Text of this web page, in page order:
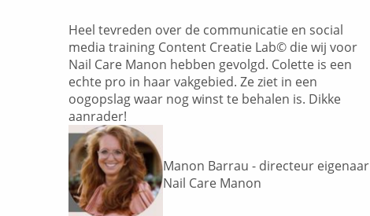
Heel tevreden over de communicatie en social
media training Content Creatie Lab© die wij voor
Nail Care Manon hebben gevolgd. Colette is een
echte pro in haar vakgebied. Ze ziet in een
oogopslag waar nog winst te behalen is. Dikke
aanrader!
Manon Barrau - directeur eigenaar
Nail Care Manon